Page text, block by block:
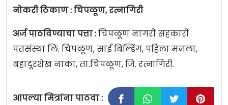
नोकरी ठिकाण : चिपळूण, रत्नागिरी
अर्ज पाठविण्याचा पत्ता :चिपळूण नागरी सहकारी
पतसंस्था लि. चिपळूण, साई बिल्डिंग, पहिला मजला,
बहादूरशेख नाका, ता.चिपळूण, जि. रत्नागिरी.
आपल्या मित्रांना पाठवा :